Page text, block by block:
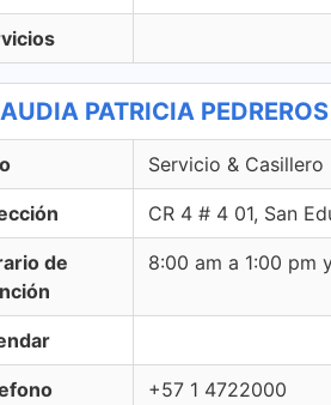
PATRICIA
Servicio & Casillero
CR 4 # 4 01, San
de
8:00 am a 1:00 pm
+57 1 4722000